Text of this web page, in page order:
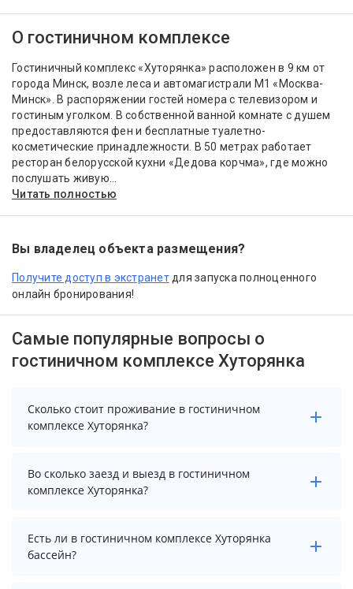
О гостиничном комплексе
Гостиничный комплекс «Хуторянка» расположен в 9 км от
города Минск, возле леса и автомагистрали M1 «Москва-
Минск». В распоряжении гостей номера с телевизором и
гостиным уголком. В собственной ванной комнате с душем
предоставляются фен и бесплатные туалетно-
косметические принадлежности. В 50 метрах работает
ресторан белорусской кухни «Дедова корчма», где можно
послушать живую...
Читать полностью
Вы владелец объекта размещения?
Получите доступ в экстранетдля запуска полноценного
онлайн бронирования!
Самые популярные вопросы о
гостиничном комплексе Хуторянка
Сколько стоит проживание в гостиничном
комплексе Хуторянка?
Чтобы увидеть актуальные цены на проживание в
гостиничном комплексе Хуторянка, выберите нужные
даты и количество гостей.
Во сколько заезд и выезд в гостиничном
комплексе Хуторянка?
Заезд возможен после 14:00, а выезд необходимо
осуществить до 12:00.
Есть ли в гостиничном комплексе Хуторянка
бассейн?